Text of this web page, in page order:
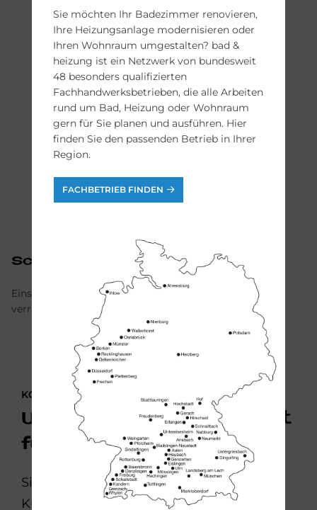
Schritt 3
Einsetzen des neuen Hygienetresors, Hebel schließen,
verriegeln, fertig!
KONTAKTIEREN SIE UNS!
Unser Kundendienst ist
für Sie da
Sie suchen einen zuverlässigen
Kundendienst für Sanitär und Heizung?
Sie möchten Ihr Badezimmer renovieren,
Ihre Heizungsanlage modernisieren oder
Ihren Wohnraum umgestalten? bad &
heizung ist ein Netzwerk von bundesweit
48 besonders qualifizierten
Fachhandwerksbetrieben, die alle Arbeiten
rund um Bad, Heizung oder Wohnraum
gern für Sie planen und ausführen. Hier
finden Sie den passenden Betrieb in Ihrer
Region.
FACHBETRIEB FINDEN